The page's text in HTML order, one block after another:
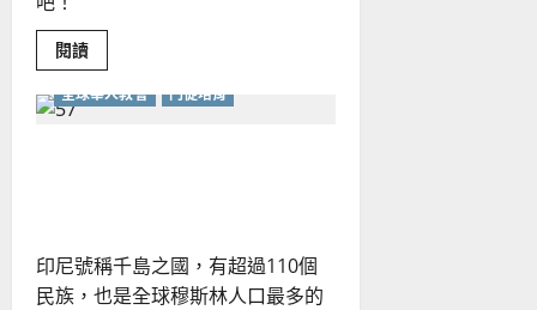
閱讀Read
more
如
教
會？
全球華人教會 門徒培育
印尼號稱千島之國，有超過110個
民族，也是全球穆斯林人口最多的